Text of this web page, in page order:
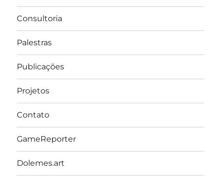
Consultoria
Palestras
Publicações
Projetos
Contato
GameReporter
Dolemes.art